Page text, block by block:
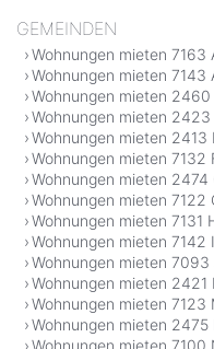
GEMEINDEN
Wohnungen mieten 7163
Wohnungen mieten 7143
Wohnungen mieten
Wohnungen mieten
Wohnungen mieten 2413
Wohnungen mieten 7132
Wohnungen mieten
Wohnungen mieten 7122
Wohnungen mieten 7131
Wohnungen mieten 7142
Wohnungen mieten 7093
Wohnungen mieten 2421
Wohnungen mieten 7123
Wohnungen mieten
Wohnungen mieten 7100